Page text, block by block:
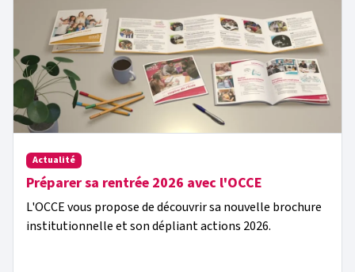
Actualité
Préparer sa rentrée 2026 avec l'OCCE
L'OCCE vous propose de découvrir sa nouvelle brochure
institutionnelle et son dépliant actions 2026.